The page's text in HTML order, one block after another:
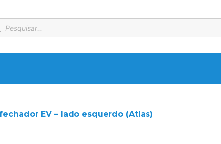
EV – lado esquerdo (Atlas)